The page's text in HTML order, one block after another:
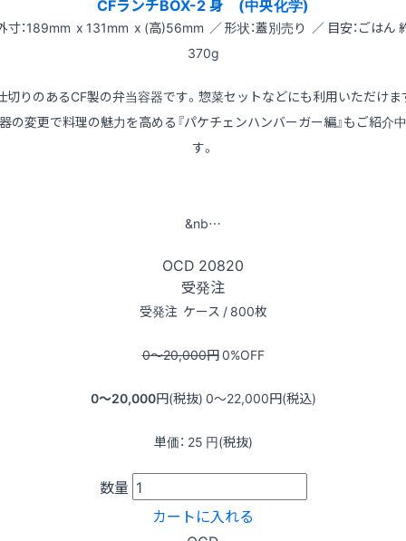
CFランチBOX-2 身 (中央化学)
寸：189mm x 131mm x (高)56mm ／ 形状：蓋別売り ／ 目安：ごはん
370g
切りのあるCF製の弁当容器です。惣菜セットなどにも利用いただけま
の変更で料理の魅力を高める『パケチェンハンバーガー編』もご紹介
す。
&nb…
OCD 20820
受発注
受発注 ケース / 800枚
0〜20,000円0%OFF
0〜20,000円(税抜) 0〜22,000円(税込)
単価： 25 円(税抜)
数量
カートに入れる